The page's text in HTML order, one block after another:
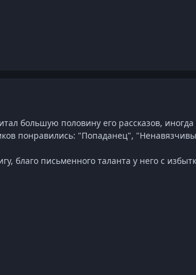
большую половину его рассказов,
понравились: "Попаданец",
благо письменного таланта у него с